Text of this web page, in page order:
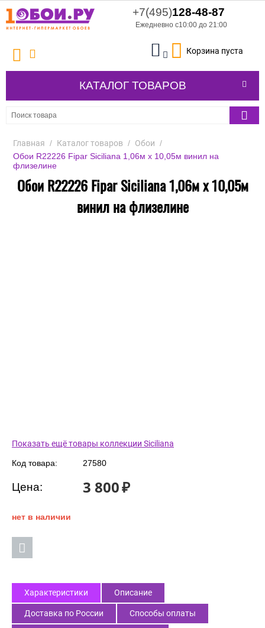
+7(495)128-48-87
Ежедневно с10:00 до 21:00
Корзина пуста
КАТАЛОГ ТОВАРОВ
Главная / Каталог товаров / Обои /
Обои R22226 Fipar Siciliana 1,06м х 10,05м винил на
флизелине
Обои R22226 Fipar Siciliana 1,06м х 10,05м
винил на флизелине
Показать ещё товары коллекции Siciliana
Код товара: 27580
Цена: 3 800₽
нет в наличии
Характеристики Описание
Доставка по России Способы оплаты